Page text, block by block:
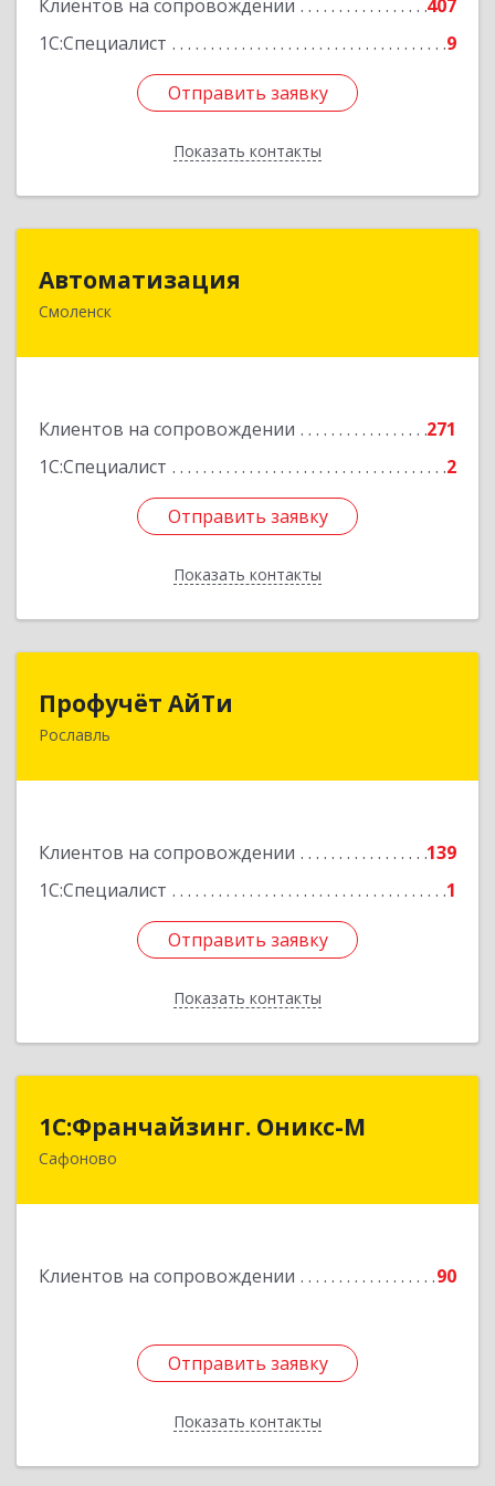
Клиентов на сопровождении
407
1С:Специалист
9
Отправить заявку
Показать контакты
Отправить заявку
Назад
Автоматизация
Смоленск
Клиентов на сопровождении
271
1С:Специалист
2
Отправить заявку
Показать контакты
214019, Смоленская обл, Смоленск г, Марии
Отправить заявку
Назад
Профучёт АйТи
Рославль
Клиентов на сопровождении
139
1С:Специалист
1
Отправить заявку
Показать контакты
216500, Смоленская обл, Рославльский р-н,
Отправить заявку
Назад
1С:Франчайзинг. Оникс-М
Сафоново
Клиентов на сопровождении 90
Отправить заявку
Показать контакты
1С:Франчайзинг. Оникс-М
215500, Смоленская обл, Сафоновский р-н,
Отправить заявку
Назад